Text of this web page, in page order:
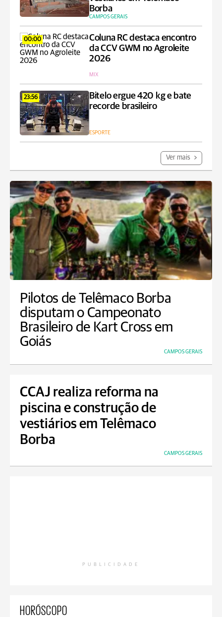
Borba
CAMPOS GERAIS
00:00
Coluna RC destaca encontro
da CCV GWM no Agroleite
2026
MIX
23:56
Bitelo ergue 420 kg e bate
recorde brasileiro
ESPORTE
Ver mais
Pilotos de Telêmaco Borba
disputam o Campeonato
Brasileiro de Kart Cross em
Goiás
CAMPOS GERAIS
CCAJ realiza reforma na
piscina e construção de
vestiários em Telêmaco
Borba
CAMPOS GERAIS
PUBLICIDADE
HORÓSCOPO